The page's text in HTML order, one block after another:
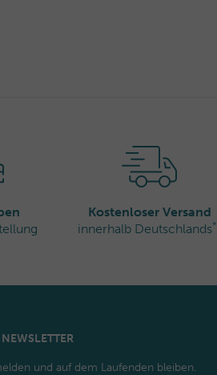
Kostenloser Versand
innerhalb Deutschlands
NEWSLETTER
und auf dem Laufenden bleiben.